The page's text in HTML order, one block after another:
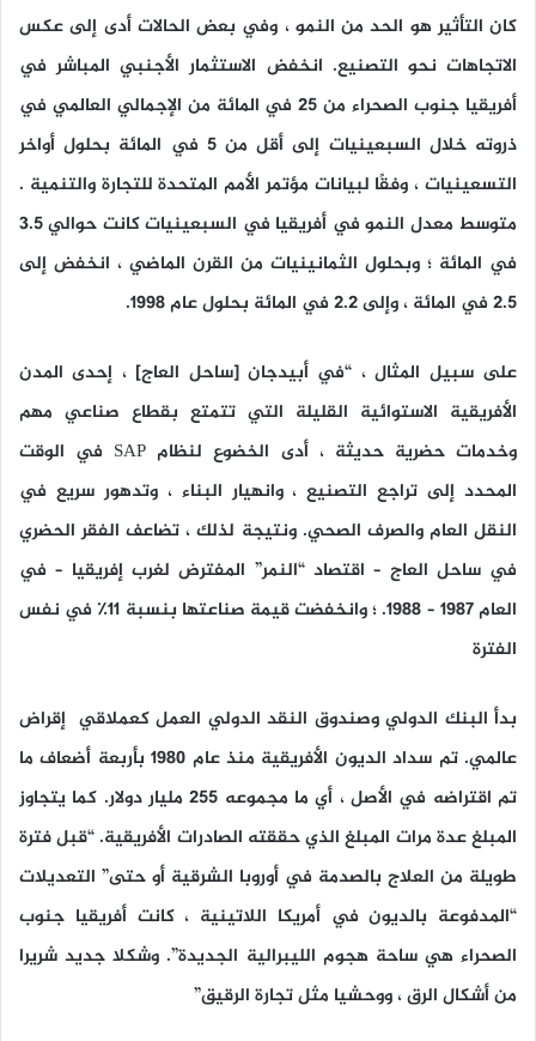
كان التأثير هو الحد من النمو ، وفي بعض الحالات أدى إلى عكس
الاتجاهات نحو التصنيع. انخفض الاستثمار الأجنبي المباشر في
أفريقيا جنوب الصحراء من 25 في المائة من الإجمالي العالمي في
ذروته خلال السبعينيات إلى أقل من 5 في المائة بحلول أواخر
التسعينيات ، وفقًا لبيانات مؤتمر الأمم المتحدة للتجارة والتنمية .
متوسط معدل النمو في أفريقيا في السبعينيات كانت حوالي 3.5
في المائة ؛ وبحلول الثمانينيات من القرن الماضي ، انخفض إلى
2.5 في المائة ، وإلى 2.2 في المائة بحلول عام 1998.
على سبيل المثال ، “في أبيدجان [ساحل العاج] ، إحدى المدن
الأفريقية الاستوائية القليلة التي تتمتع بقطاع صناعي مهم
وخدمات حضرية حديثة ، أدى الخضوع لنظام SAP في الوقت
المحدد إلى تراجع التصنيع ، وانهيار البناء ، وتدهور سريع في
النقل العام والصرف الصحي. ونتيجة لذلك ، تضاعف الفقر الحضري
في ساحل العاج – اقتصاد “النمر” المفترض لغرب إفريقيا – في
العام 1987 – 1988. ؛ وانخفضت قيمة صناعتها بنسبة 11٪ في نفس
الفترة
بدأ البنك الدولي وصندوق النقد الدولي العمل كعملاقي إقراض
عالمي. تم سداد الديون الأفريقية منذ عام 1980 بأربعة أضعاف ما
تم اقتراضه في الأصل ، أي ما مجموعه 255 مليار دولار. كما يتجاوز
المبلغ عدة مرات المبلغ الذي حققته الصادرات الأفريقية. “قبل فترة
طويلة من العلاج بالصدمة في أوروبا الشرقية أو حتى” التعديلات
“المدفوعة بالديون في أمريكا اللاتينية ، كانت أفريقيا جنوب
الصحراء هي ساحة هجوم الليبرالية الجديدة”. وشكلا جديد شريرا
من أشكال الرق ، ووحشيا مثل تجارة الرقيق”